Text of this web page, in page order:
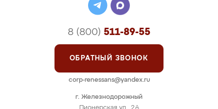
г. Железнодорожный
8 (800) 511-89-55
ОБРАТНЫЙ ЗВОНОК
corp-renessans@yandex.ru